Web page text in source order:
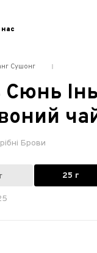
Сушонг
Брови
25 г